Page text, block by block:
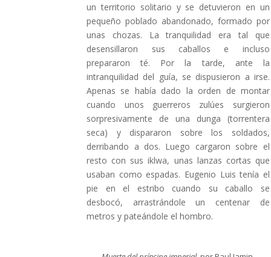
un territorio solitario y se detuvieron en un
pequeño poblado abandonado, formado por
unas chozas. La tranquilidad era tal que
desensillaron sus caballos e incluso
prepararon té. Por la tarde, ante la
intranquilidad del guía, se dispusieron a irse.
Apenas se había dado la orden de montar
cuando unos guerreros zulúes surgieron
sorpresivamente de una dunga (torrentera
seca) y dispararon sobre los soldados,
derribando a dos. Luego cargaron sobre el
resto con sus iklwa, unas lanzas cortas que
usaban como espadas. Eugenio Luis tenía el
pie en el estribo cuando su caballo se
desbocó, arrastrándole un centenar de
metros y pateándole el hombro.